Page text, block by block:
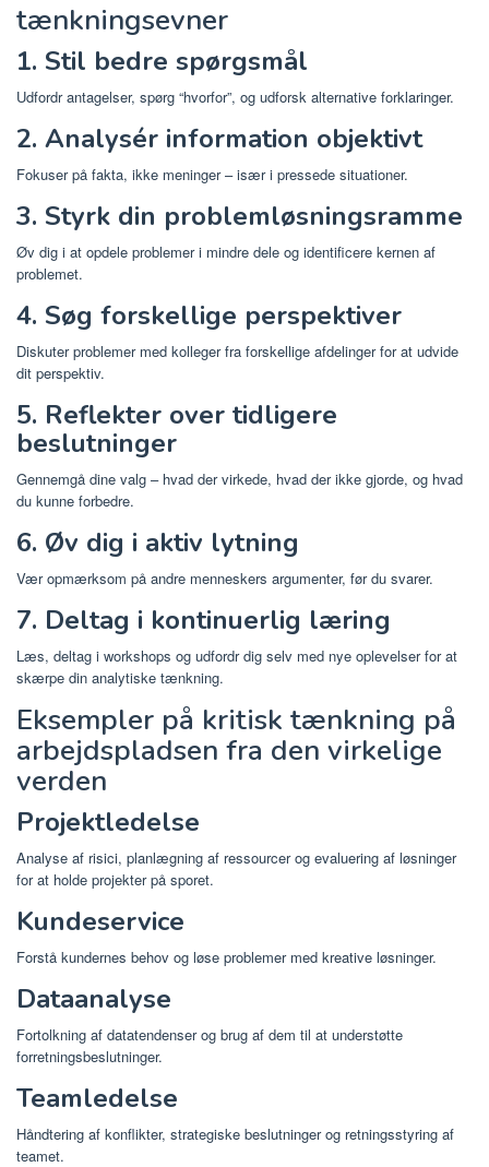
tænkningsevner
1. Stil bedre spørgsmål
Udfordr antagelser, spørg “hvorfor”, og udforsk alternative forklaringer.
2. Analysér information objektivt
Fokuser på fakta, ikke meninger – især i pressede situationer.
3. Styrk din problemløsningsramme
Øv dig i at opdele problemer i mindre dele og identificere kernen af ​​
problemet.
4. Søg forskellige perspektiver
Diskuter problemer med kolleger fra forskellige afdelinger for at udvide
dit perspektiv.
5. Reflekter over tidligere
beslutninger
Gennemgå dine valg – hvad der virkede, hvad der ikke gjorde, og hvad
du kunne forbedre.
6. Øv dig i aktiv lytning
Vær opmærksom på andre menneskers argumenter, før du svarer.
7. Deltag i kontinuerlig læring
Læs, deltag i workshops og udfordr dig selv med nye oplevelser for at
skærpe din analytiske tænkning.
Eksempler på kritisk tænkning på
arbejdspladsen fra den virkelige
verden
Projektledelse
Analyse af risici, planlægning af ressourcer og evaluering af løsninger
for at holde projekter på sporet.
Kundeservice
Forstå kundernes behov og løse problemer med kreative løsninger.
Dataanalyse
Fortolkning af datatendenser og brug af dem til at understøtte
forretningsbeslutninger.
Teamledelse
Håndtering af konflikter, strategiske beslutninger og retningsstyring af
teamet.